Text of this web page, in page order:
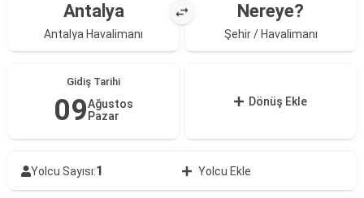
Antalya
Antalya Havalimanı
Nereye?
Şehir / Havalimanı
Gidiş Tarihi
09Ağustos
Pazar
Dönüş Ekle
Yolcu Sayısı:1 Yolcu Ekle